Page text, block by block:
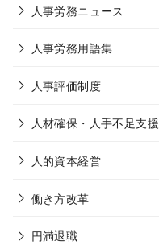
人事労務ニュース
人事労務用語集
人事評価制度
人材確保・人手不足支援
人的資本経営
働き方改革
円満退職